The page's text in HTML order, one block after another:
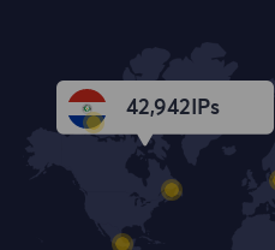
42,943 IPs